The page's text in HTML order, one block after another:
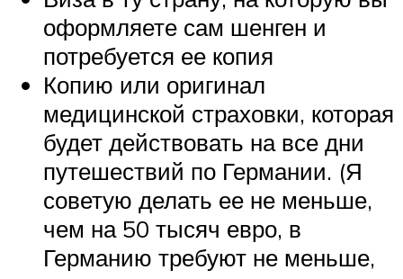
оформляете сам шенген и
потребуется ее копия
Копию или оригинал
медицинской страховки, которая
будет действовать на все дни
путешествий по Германии. (Я
советую делать ее не меньше,
чем на 50 тысяч евро, в
Германию требуют не меньше,